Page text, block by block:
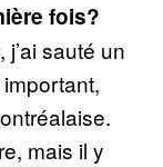
fois?
j’ai sauté un
mais il y